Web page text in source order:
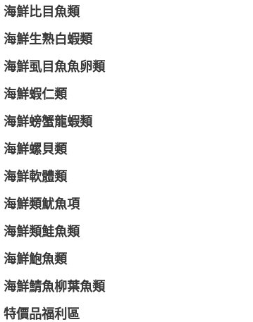
海鮮比目魚類
海鮮生熟白蝦類
海鮮虱目魚魚卵類
海鮮蝦仁類
海鮮螃蟹龍蝦類
海鮮螺貝類
海鮮軟體類
海鮮類魷魚項
海鮮類鮭魚類
海鮮鮑魚類
海鮮鯖魚柳葉魚類
特價品福利區